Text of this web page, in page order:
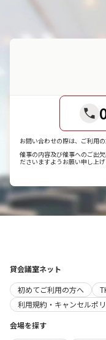
お問い合わせの際は、ご利用
催事の内容及び催事へのご出
ださいますようお願い申し上げ
貸会議室ネット
初めてご利用の方へ
利用規約・キャンセルポ
会場を探す